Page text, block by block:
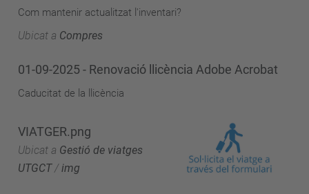
Com mantenir actualitzat l'inventari?
Ubicat a Compres
01-09-2025 - Renovació llicència Adobe Acrobat
Caducitat de la llicència
VIATGER.png
Ubicat a Gestió de viatges
UTGCT /img